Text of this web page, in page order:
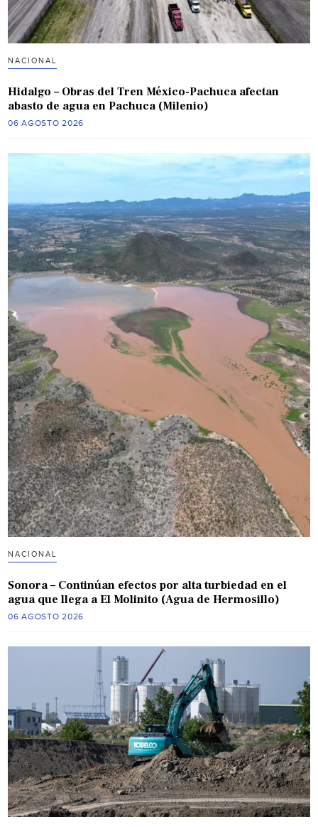
NACIONAL
Hidalgo – Obras del Tren México-Pachuca afectan
abasto de agua en Pachuca (Milenio)
06 AGOSTO 2026
NACIONAL
Sonora – Continúan efectos por alta turbiedad en el
agua que llega a El Molinito (Agua de Hermosillo)
06 AGOSTO 2026